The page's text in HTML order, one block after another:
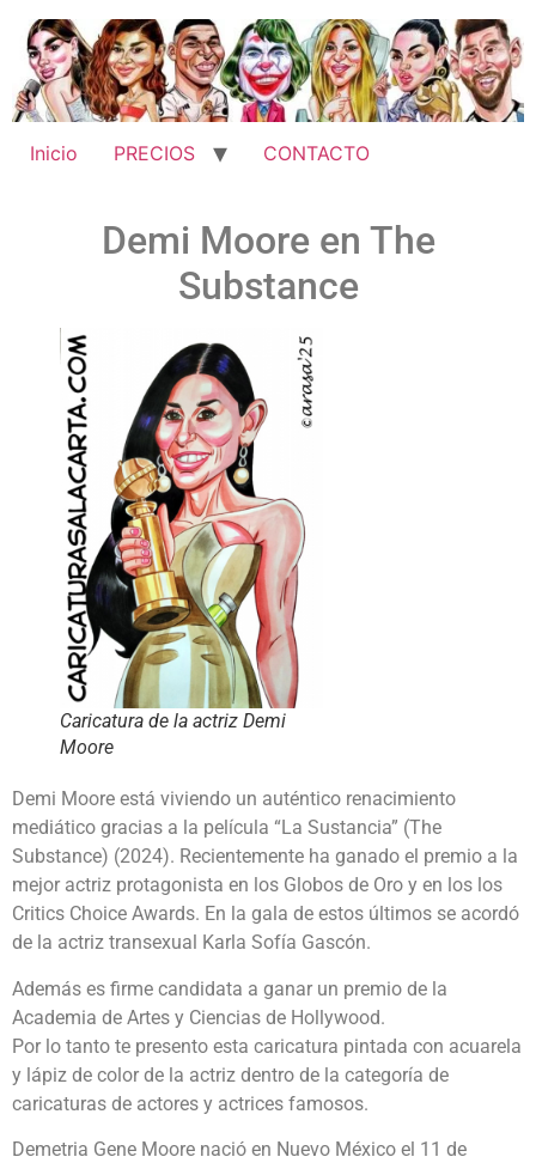
Inicio PRECIOS CONTACTO
Demi Moore en The
Substance
Caricatura de la actriz Demi
Moore
Demi Moore está viviendo un auténtico renacimiento
mediático gracias a la película “La Sustancia” (The
Substance) (2024). Recientemente ha ganado el premio a la
mejor actriz protagonista en los Globos de Oro y en los los
Critics Choice Awards. En la gala de estos últimos se acordó
de la actriz transexual Karla Sofía Gascón.
Además es firme candidata a ganar un premio de la
Academia de Artes y Ciencias de Hollywood.
Por lo tanto te presento esta caricatura pintada con acuarela
y lápiz de color de la actriz dentro de la categoría de
caricaturas de actores y actrices famosos.
Demetria Gene Moore nació en Nuevo México el 11 de